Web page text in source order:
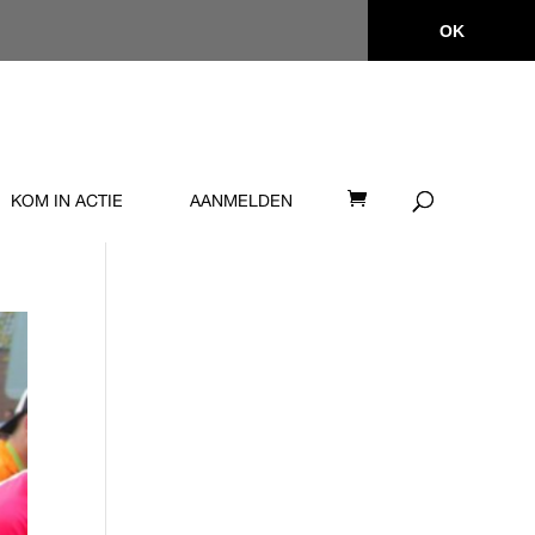
OK
KOM IN ACTIE AANMELDEN